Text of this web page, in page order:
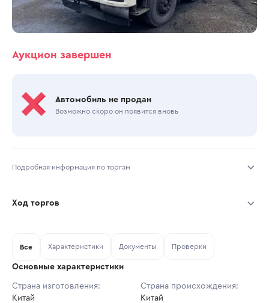
Аукцион завершен
Автомобиль не продан
Возможно скоро он появится вновь
Подробная информация по торгам
Тип аукциона: Открытые торги
Шаг торгов: 5 000 ₽
Ход торгов
Ставок не найдено
Все Характеристики Документы Проверки
Основные характеристики
Страна изготовления:
Китай
Страна происхождения:
Китай